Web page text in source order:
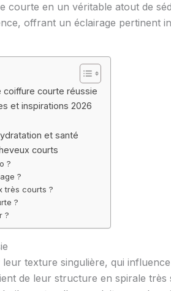
courte en un véritable atout de
offrant un éclairage pertinent
coiffure courte réussie
et inspirations 2026
et santé
courts
?
?
très courts ?
?
?
texture singulière, qui influence
de leur structure en spirale très